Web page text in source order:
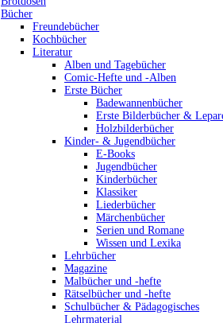
Bücher
Freundebücher
Kochbücher
Literatur
Alben und Tagebücher
Comic-Hefte und -Alben
Erste Bücher
Badewannenbücher
Erste Bilderbücher &
Holzbilderbücher
Kinder- & Jugendbücher
E-Books
Jugendbücher
Kinderbücher
Klassiker
Liederbücher
Märchenbücher
Serien und Romane
Wissen und Lexika
Lehrbücher
Magazine
Malbücher und -hefte
Rätselbücher und -hefte
Schulbücher & Pädagogisches
Lehrmaterial